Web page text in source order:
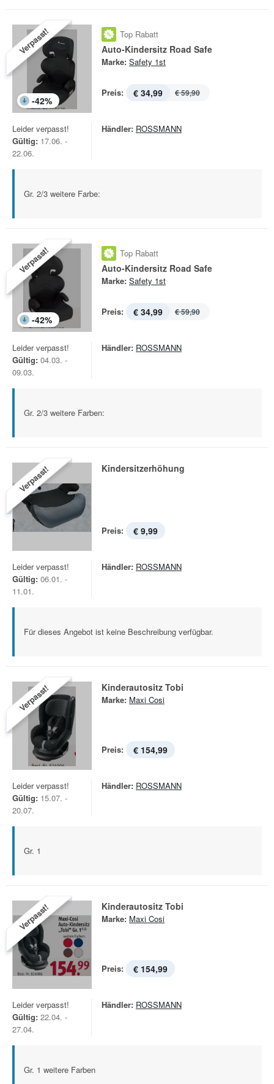
Verpasst!
-42%
Top Rabatt
Auto-Kindersitz Road Safe
Marke: Safety 1st
Preis: € 34,99 € 59,90
Leider verpasst!
Gültig: 17.06. -
22.06.
Händler: ROSSMANN
Gr. 2/3 weitere Farbe:
Verpasst!
-42%
Top Rabatt
Auto-Kindersitz Road Safe
Marke: Safety 1st
Preis: € 34,99 € 59,90
Leider verpasst!
Gültig: 04.03. -
09.03.
Händler: ROSSMANN
Gr. 2/3 weitere Farben:
Verpasst! Kindersitzerhöhung
Preis: € 9,99
Leider verpasst!
Gültig: 06.01. -
11.01.
Händler: ROSSMANN
Für dieses Angebot ist keine Beschreibung verfügbar.
Verpasst! Kinderautositz Tobi
Marke: Maxi Cosi
Preis: € 154,99
Leider verpasst!
Gültig: 15.07. -
20.07.
Händler: ROSSMANN
Gr. 1
Verpasst! Kinderautositz Tobi
Marke: Maxi Cosi
Preis: € 154,99
Leider verpasst!
Gültig: 22.04. -
27.04.
Händler: ROSSMANN
Gr. 1 weitere Farben